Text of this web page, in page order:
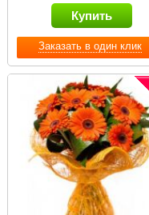
Заказать в один клик
Купить